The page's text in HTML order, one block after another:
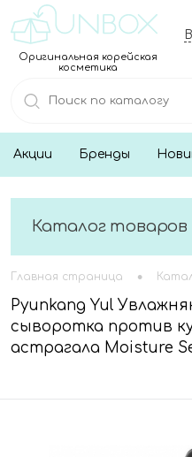
Оригинальная корейская
косметика
Акции Бренды
Каталог товаров
Главная страница •
Pyunkang Yul
сыворотка против
астрагала Moisture